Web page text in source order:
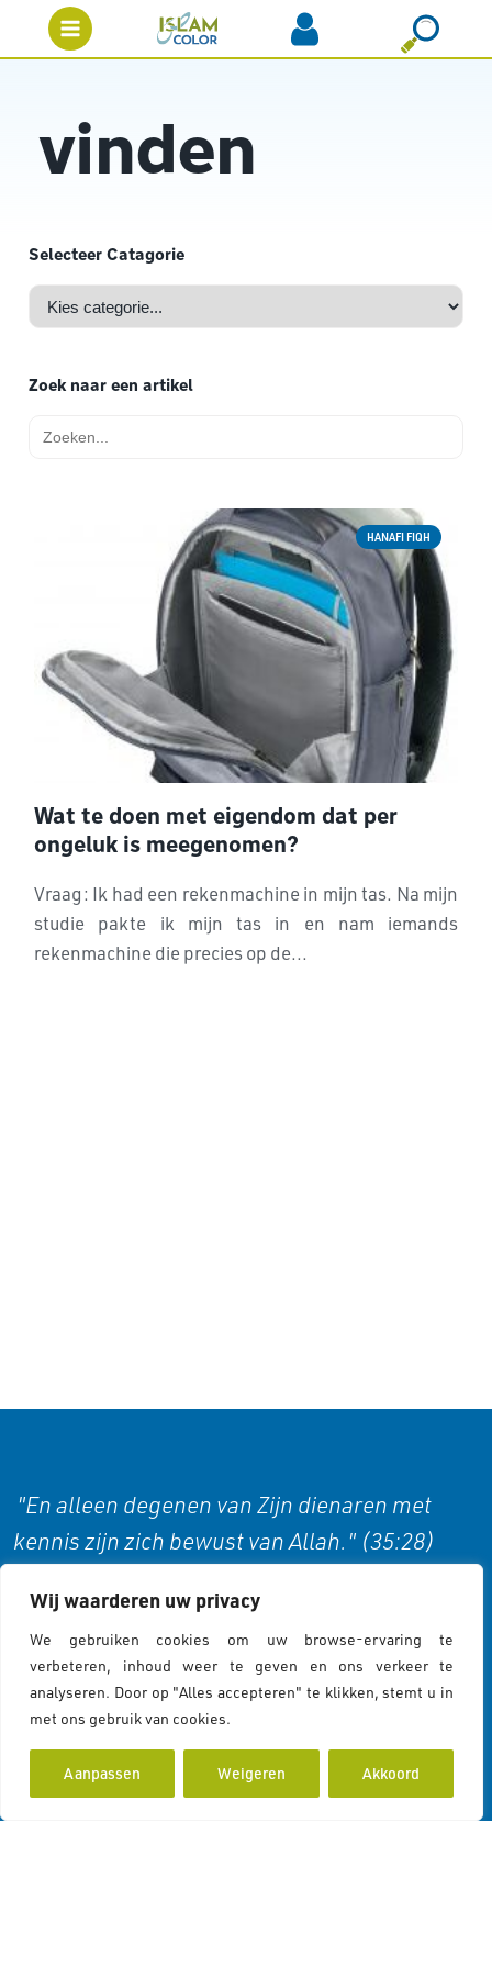
Wij waarderen uw privacy
We gebruiken cookies om uw browse-ervaring te
verbeteren, inhoud weer te geven en ons verkeer te
analyseren. Door op "Alles accepteren" te klikken, stemt u in
met ons gebruik van cookies.
Aanpassen Weigeren Akkoord
vinden
Selecteer Catagorie
Zoek naar een artikel
naar:
HANAFI FIQH
Wat te doen met eigendom dat per
ongeluk is meegenomen?
Vraag: Ik had een rekenmachine in mijn tas. Na mijn
studie pakte ik mijn tas in en nam iemands
rekenmachine die precies op de...
"En alleen degenen van Zijn dienaren met
kennis zijn zich bewust van Allah." (35:28)
Cookies & Privacy
Cookies Policy
Privacy Statement